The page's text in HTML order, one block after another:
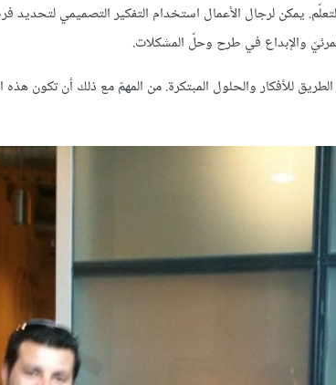
يمكن لرجال الأعمال استخدام التفكير التصميمي لتحديد
المرئيّ والإبداع في طرح وحلّ المشكلات.
للأفكار والحلول المبتكرة. من المهمّ مع ذلك أن تكون هذه